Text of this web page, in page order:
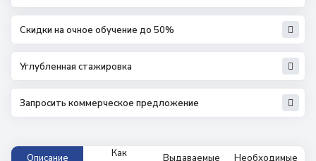
Скидки на очное обучение до 50%
Углубленная стажировка
Запросить коммерческое предложение
Описание
Как
Выдаваемые
Необходимые